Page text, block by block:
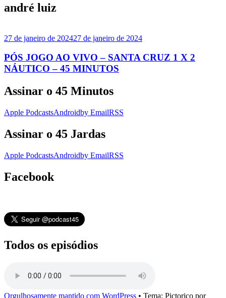
andré luiz
27 de janeiro de 202427 de janeiro de 2024
PÓS JOGO AO VIVO – SANTA CRUZ 1 X 2
NÁUTICO – 45 MINUTOS
Assinar o 45 Minutos
Apple PodcastsAndroidby EmailRSS
Assinar o 45 Jardas
Apple PodcastsAndroidby EmailRSS
Facebook
Todos os episódios
Orgulhosamente mantido com WordPress • Tema: Pictorico por